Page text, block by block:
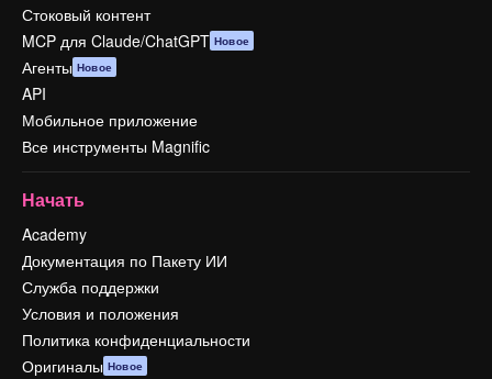
Стоковый контент
MCP для Claude/ChatGPT Новое
Агенты Новое
API
Мобильное приложение
Все инструменты Magnific
Начать
Academy
Документация по Пакету ИИ
Служба поддержки
Условия и положения
Политика конфиденциальности
Оригиналы Новое